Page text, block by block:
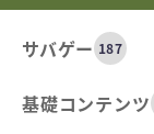
サバゲー 187
基礎コンテンツ